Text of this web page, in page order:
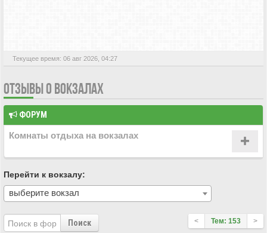
Текущее время: 06 авг 2026, 04:27
ОТЗЫВЫ О ВОКЗАЛАХ
ФОРУМ
Комнаты отдыха на вокзалах
Перейти к вокзалу:
выберите вокзал
Поиск < Тем: 153 >